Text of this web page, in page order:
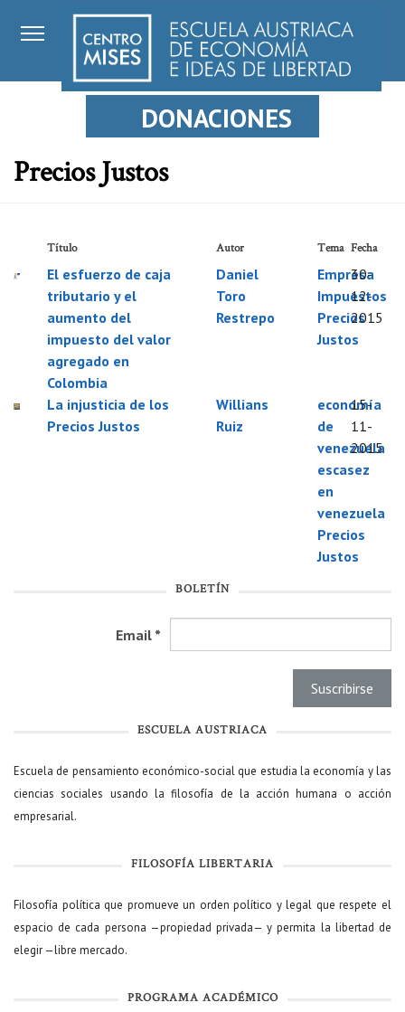
DONACIONES
Precios Justos
Título Autor Tema Fecha
El esfuerzo de caja
tributario y el
aumento del
impuesto del valor
agregado en
Colombia
Daniel
Toro
Restrepo
Empresa
Impuestos
Precios
Justos
30-
12-
2015
La injusticia de los
Precios Justos
Willians
Ruiz
economía
de
venezuela
escasez
en
venezuela
Precios
Justos
15-
11-
2015
BOLETÍN
Email *
ESCUELA AUSTRIACA
Escuela de pensamiento económico-social que estudia la economía y las
ciencias sociales usando la filosofía de la acción humana o acción
empresarial.
FILOSOFÍA LIBERTARIA
Filosofía política que promueve un orden político y legal que respete el
espacio de cada persona —propiedad privada— y permita la libertad de
elegir —libre mercado.
PROGRAMA ACADÉMICO